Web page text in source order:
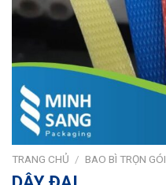
TRANG CHỦ / BAO BÌ TRỌN GÓI